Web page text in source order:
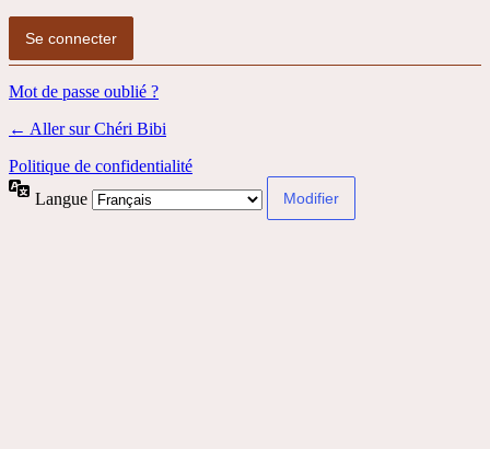
Mot de passe oublié ?
← Aller sur Chéri Bibi
Politique de confidentialité
Langue